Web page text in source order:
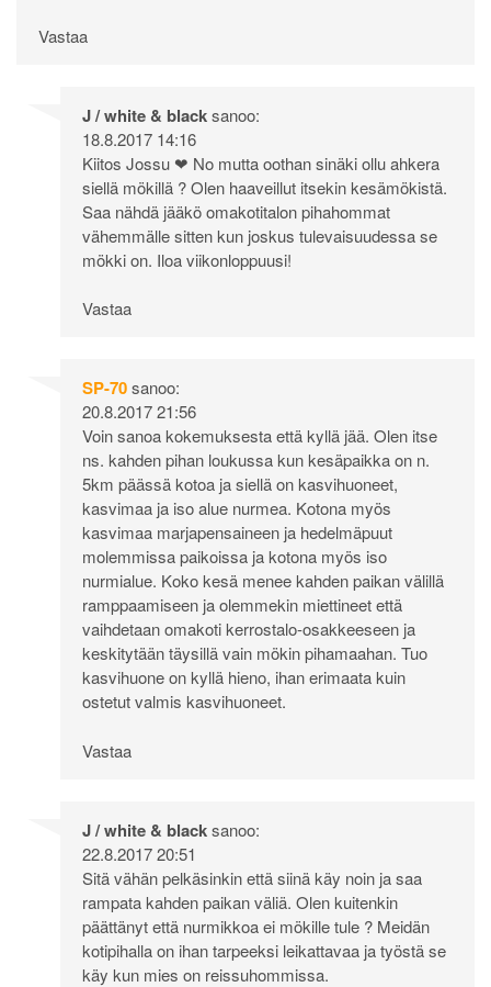
Vastaa
J / white & blacksanoo:
18.8.2017 14:16
Kiitos Jossu ❤ No mutta oothan sinäki ollu ahkera
siellä mökillä ? Olen haaveillut itsekin kesämökistä.
Saa nähdä jääkö omakotitalon pihahommat
vähemmälle sitten kun joskus tulevaisuudessa se
mökki on. Iloa viikonloppuusi!
Vastaa
SP-70sanoo:
20.8.2017 21:56
Voin sanoa kokemuksesta että kyllä jää. Olen itse
ns. kahden pihan loukussa kun kesäpaikka on n.
5km päässä kotoa ja siellä on kasvihuoneet,
kasvimaa ja iso alue nurmea. Kotona myös
kasvimaa marjapensaineen ja hedelmäpuut
molemmissa paikoissa ja kotona myös iso
nurmialue. Koko kesä menee kahden paikan välillä
ramppaamiseen ja olemmekin miettineet että
vaihdetaan omakoti kerrostalo-osakkeeseen ja
keskitytään täysillä vain mökin pihamaahan. Tuo
kasvihuone on kyllä hieno, ihan erimaata kuin
ostetut valmis kasvihuoneet.
Vastaa
J / white & blacksanoo:
22.8.2017 20:51
Sitä vähän pelkäsinkin että siinä käy noin ja saa
rampata kahden paikan väliä. Olen kuitenkin
päättänyt että nurmikkoa ei mökille tule ? Meidän
kotipihalla on ihan tarpeeksi leikattavaa ja työstä se
käy kun mies on reissuhommissa.